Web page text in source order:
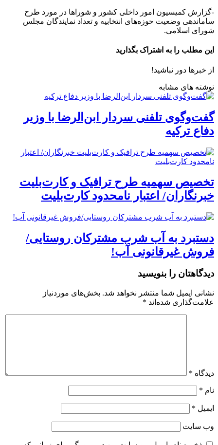
-گزارش کمیسیون امور داخلی کشور و شوراها در مورد طرح
ساماندهی وضعیت حوزه‌های انتخابیه و تعداد نمایندگان مجلس
شورای اسلامی.
این مطلب را به اشتراک بگذارید
از خبرها دور نباشید!
نوشته های مشابه
گفت‌وگوی تلفنی سردار ابن‌الرضا با وزیر
دفاع ترکیه
تخصیص سهمیه طرح ترافیک و کارت‌بلیت
خبرنگاران/ اعتبار نامحدود کارت‌بلیت
دستبرد به آب شرب مشترکان روستایی/
فروش غیرقانونی آب!
دیدگاهتان را بنویسید
نشانی ایمیل شما منتشر نخواهد شد. بخش‌های موردنیاز
علامت‌گذاری شده‌اند *
دیدگاه *
نام *
ایمیل *
وب‌ سایت